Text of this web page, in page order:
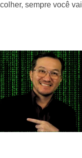
sempre você vai